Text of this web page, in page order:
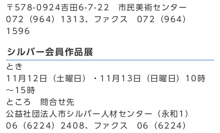
〒578-0924吉田6-7-22 市民美術センター
072（964）1313、ファクス 072（964）
1596
シルバー会員作品展
とき
11月12日（土曜日）・11月13日（日曜日）10時
～15時
ところ 問合せ先
公益社団法人市シルバー人材センター（永和1）
06（6224）2408、ファクス 06（6224）